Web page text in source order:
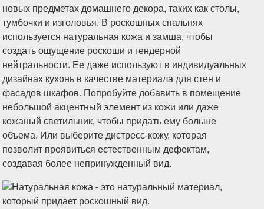
новых предметах домашнего декора, таких как столы,
тумбочки и изголовья. В роскошных спальнях
используется натуральная кожа и замша, чтобы
создать ощущение роскоши и гендерной
нейтральности. Ее даже используют в индивидуальных
дизайнах кухонь в качестве материала для стен и
фасадов шкафов. Попробуйте добавить в помещение
небольшой акцентный элемент из кожи или даже
кожаный светильник, чтобы придать ему больше
объема. Или выберите дистресс-кожу, которая
позволит проявиться естественным дефектам,
создавая более непринужденный вид.